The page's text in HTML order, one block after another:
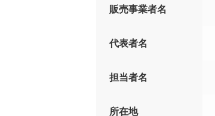
販売事業者名
代表者名
担当者名
所在地